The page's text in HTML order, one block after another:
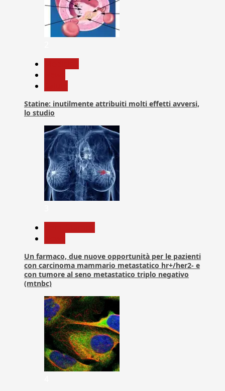
Statine: inutilmente attribuiti molti effetti avversi,
lo studio
Un farmaco, due nuove opportunità per le pazienti
con carcinoma mammario metastatico hr+/her2- e
con tumore al seno metastatico triplo negativo
(mtnbc)